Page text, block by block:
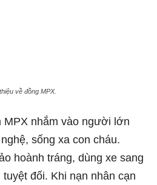
về đồng MPX.
MPX nhắm vào người lớn
sống xa con cháu.
hoành tráng, dùng xe sang
đối. Khi nạn nhân cạn